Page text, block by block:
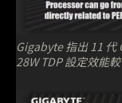
Gigabyte 指出 11 代
28W TDP 設定效能